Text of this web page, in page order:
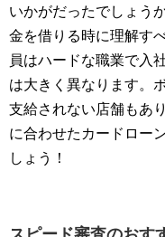
いかがだったでしょう
金を借りる時に理解す
員はハードな職業で入
は大きく異なります。
支給されない店舗もあ
に合わせたカードロー
しょう！